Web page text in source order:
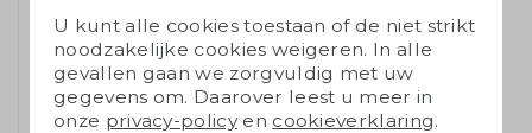
U kunt alle cookies toestaan of de niet strikt
noodzakelijke cookies weigeren. In alle
gevallen gaan we zorgvuldig met uw
gegevens om. Daarover leest u meer in
onze privacy-policyen cookieverklaring.